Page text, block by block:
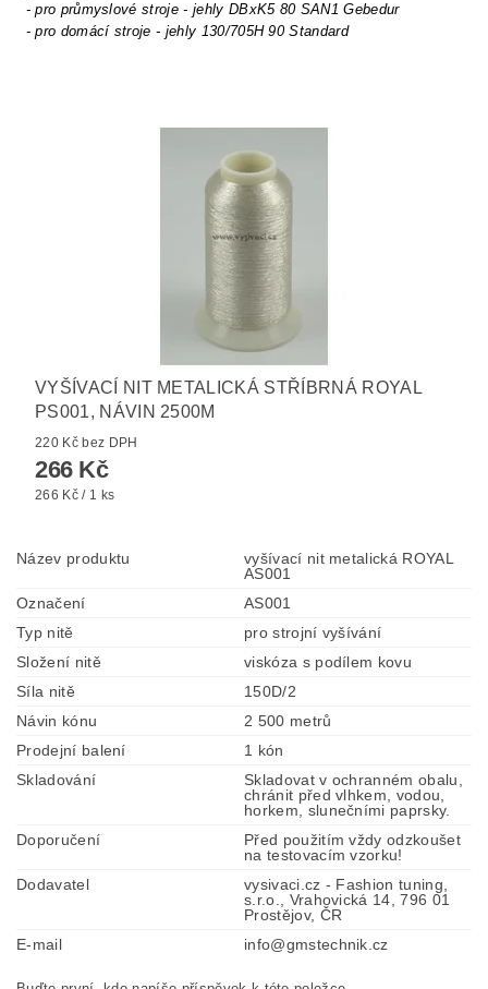
- pro průmyslové stroje - jehly DBxK5 80 SAN1 Gebedur
- pro domácí stroje - jehly 130/705H 90 Standard
VYŠÍVACÍ NIT METALICKÁ STŘÍBRNÁ ROYAL
PS001, NÁVIN 2500M
220 Kč bez DPH
266 Kč
266 Kč / 1 ks
Název produktu
vyšívací nit metalická ROYAL
AS001
Označení
AS001
Typ nitě
pro strojní vyšívání
Složení nitě
viskóza s podílem kovu
Síla nitě
150D/2
Návin kónu
2 500 metrů
Prodejní balení
1 kón
Skladování
Skladovat v ochranném obalu,
chránit před vlhkem, vodou,
horkem, slunečními paprsky.
Doporučení
Před použitím vždy odzkoušet
na testovacím vzorku!
Dodavatel
vysivaci.cz - Fashion tuning,
s.r.o., Vrahovická 14, 796 01
Prostějov, ČR
E-mail
info@gmstechnik.cz